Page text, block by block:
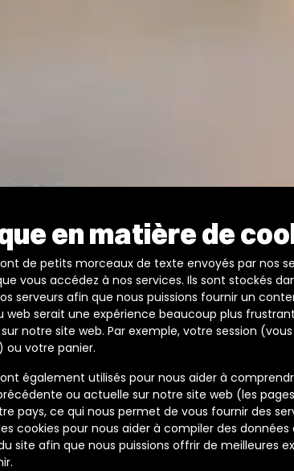
en matière de
de petits morceaux de texte envoyés par nos
vous accédez à nos services. Ils sont stockés
serveurs afin que nous puissions fournir un
web serait une expérience beaucoup plus
notre site web. Par exemple, votre session
ou votre panier.
également utilisés pour nous aider à
ou actuelle sur notre site web (les
pays, ce qui nous permet de vous fournir des
cookies pour nous aider à compiler des
site afin que nous puissions offrir de meilleures